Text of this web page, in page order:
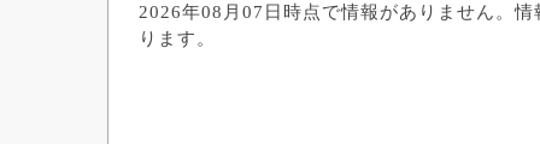
2026年08月07日時点で情報がありません。
ります。